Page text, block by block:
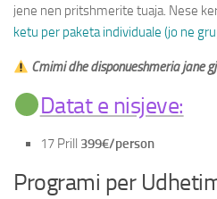
jene nen pritshmerite tuaja. Nese
ketu per paketa individuale (jo ne
Cmimi dhe disponueshmeria jane
Datat e nisjeve:
17 Prill 399€/person
Programi per